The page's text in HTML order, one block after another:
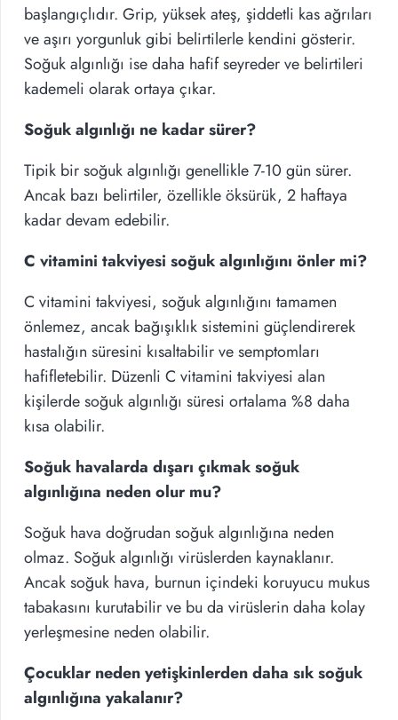
başlangıçlıdır. Grip, yüksek ateş, şiddetli kas ağrıları
ve aşırı yorgunluk gibi belirtilerle kendini gösterir.
Soğuk algınlığı ise daha hafif seyreder ve belirtileri
kademeli olarak ortaya çıkar.
Soğuk algınlığı ne kadar sürer?
Tipik bir soğuk algınlığı genellikle 7-10 gün sürer.
Ancak bazı belirtiler, özellikle öksürük, 2 haftaya
kadar devam edebilir.
C vitamini takviyesi soğuk algınlığını önler mi?
C vitamini takviyesi, soğuk algınlığını tamamen
önlemez, ancak bağışıklık sistemini güçlendirerek
hastalığın süresini kısaltabilir ve semptomları
hafifletebilir. Düzenli C vitamini takviyesi alan
kişilerde soğuk algınlığı süresi ortalama %8 daha
kısa olabilir.
Soğuk havalarda dışarı çıkmak soğuk
algınlığına neden olur mu?
Soğuk hava doğrudan soğuk algınlığına neden
olmaz. Soğuk algınlığı virüslerden kaynaklanır.
Ancak soğuk hava, burnun içindeki koruyucu mukus
tabakasını kurutabilir ve bu da virüslerin daha kolay
yerleşmesine neden olabilir.
Çocuklar neden yetişkinlerden daha sık soğuk
algınlığına yakalanır?